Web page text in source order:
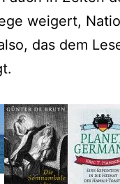
weigert,
das dem